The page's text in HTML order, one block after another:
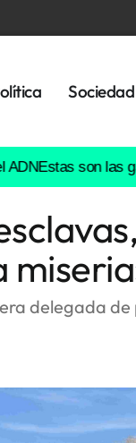
Sociedad
son las gafas
delegada